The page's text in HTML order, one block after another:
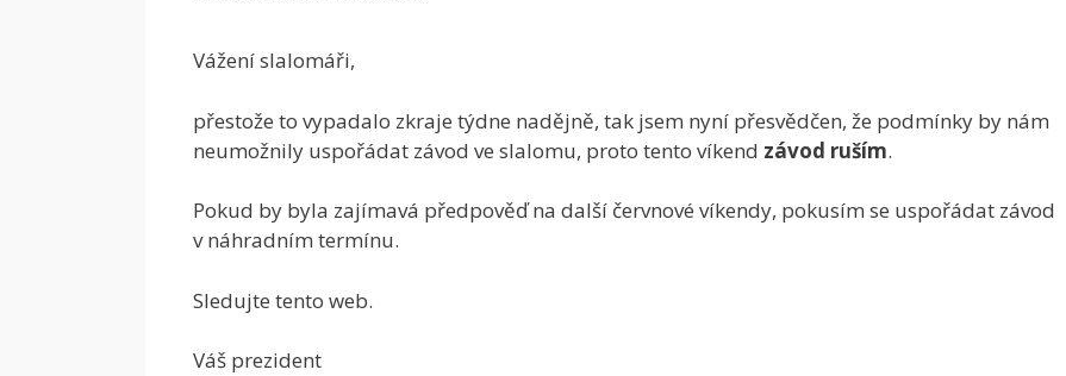
Vážení slalomáři,
přestože to vypadalo zkraje týdne nadějně, tak jsem nyní přesvědčen, že podmínky by nám
neumožnily uspořádat závod ve slalomu, proto tento víkend závod ruším.
Pokud by byla zajímavá předpověď na další červnové víkendy, pokusím se uspořádat závod
v náhradním termínu.
Sledujte tento web.
Váš prezident